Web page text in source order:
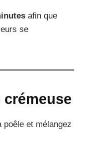
afin que
se
crémeuse
et mélangez